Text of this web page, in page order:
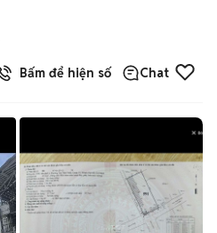
Bấm để hiện số Chat